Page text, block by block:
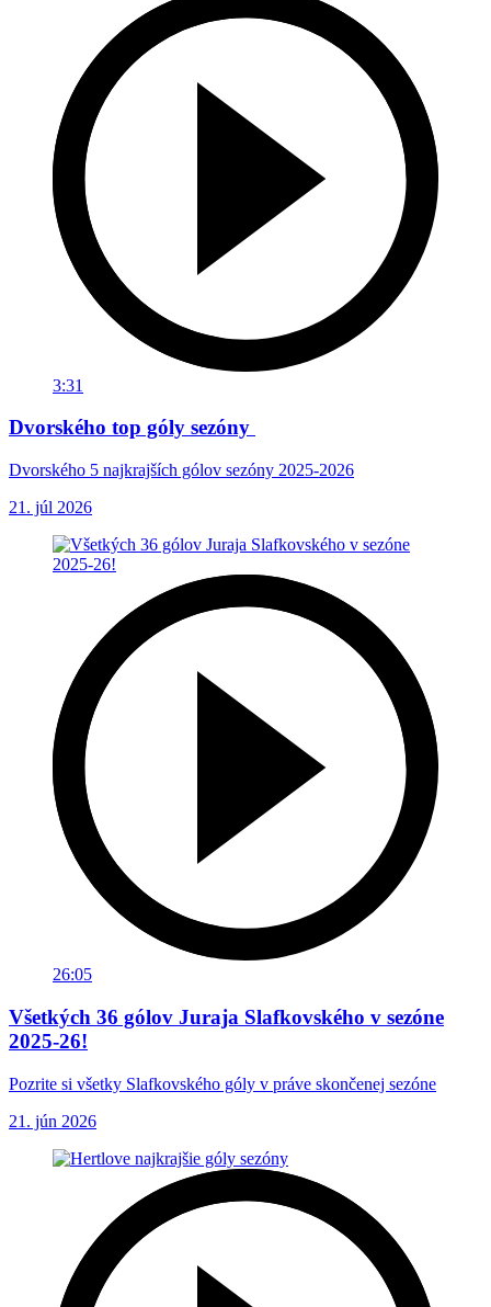
3:31
Dvorského top góly sezóny
Dvorského 5 najkrajších gólov sezóny 2025-2026
21. júl 2026
26:05
Všetkých 36 gólov Juraja Slafkovského v sezóne
2025-26!
Pozrite si všetky Slafkovského góly v práve skončenej sezóne
21. jún 2026